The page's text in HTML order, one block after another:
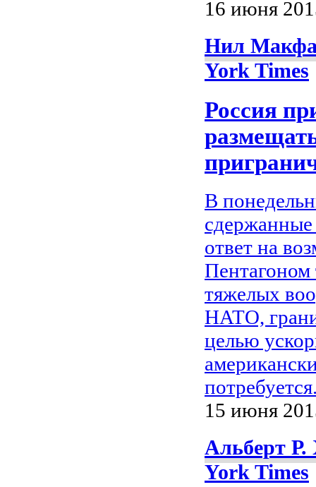
16 июня
Нил
York Times
Россия
В
ответ на
Пентагоном
тяжелых
НАТО,
целью
15 июня
Альберт Р.
York Times